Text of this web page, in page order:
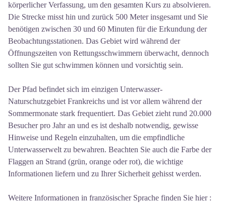
körperlicher Verfassung, um den gesamten Kurs zu absolvieren.
Die Strecke misst hin und zurück 500 Meter insgesamt und Sie
benötigen zwischen 30 und 60 Minuten für die Erkundung der
Beobachtungsstationen. Das Gebiet wird während der
Öffnungszeiten von Rettungsschwimmern überwacht, dennoch
sollten Sie gut schwimmen können und vorsichtig sein.
Der Pfad befindet sich im einzigen Unterwasser-
Naturschutzgebiet Frankreichs und ist vor allem während der
Sommermonate stark frequentiert. Das Gebiet zieht rund 20.000
Besucher pro Jahr an und es ist deshalb notwendig, gewisse
Hinweise und Regeln einzuhalten, um die empfindliche
Unterwasserwelt zu bewahren. Beachten Sie auch die Farbe der
Flaggen an Strand (grün, orange oder rot), die wichtige
Informationen liefern und zu Ihrer Sicherheit gehisst werden.
Weitere Informationen in französischer Sprache finden Sie hier :